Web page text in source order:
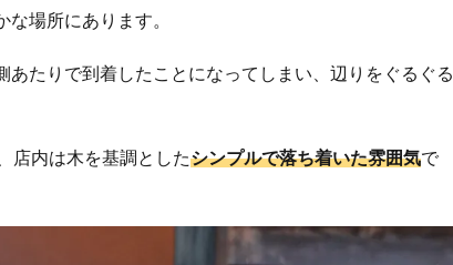
場所にあります。
たりで到着したことになってしまい、辺りをぐるぐる
店内は木を基調としたシンプルで落ち着いた雰囲気で